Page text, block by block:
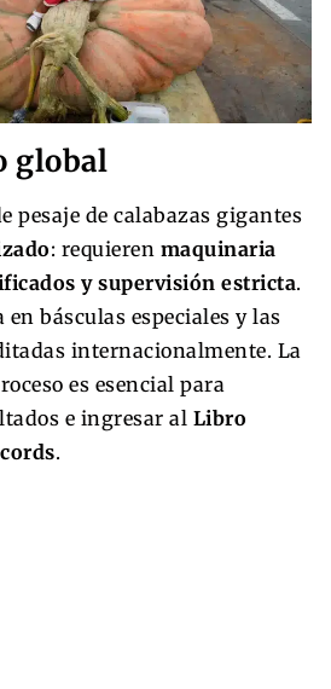
global
pesaje de calabazas gigantes
: requieren maquinaria
y supervisión estricta.
en básculas especiales y las
internacionalmente. La
es esencial para
e ingresar al Libro
.